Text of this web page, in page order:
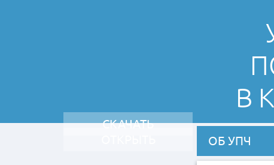
В
ОБ УПЧ
СКАЧАТЬ